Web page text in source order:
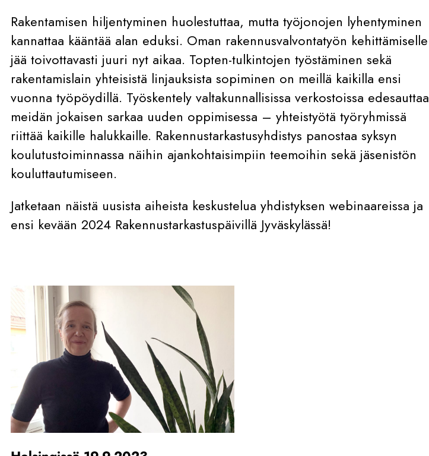
Rakentamisen hiljentyminen huolestuttaa, mutta työjonojen lyhentyminen
kannattaa kääntää alan eduksi. Oman rakennusvalvontatyön kehittämiselle
jää toivottavasti juuri nyt aikaa. Topten-tulkintojen työstäminen sekä
rakentamislain yhteisistä linjauksista sopiminen on meillä kaikilla ensi
vuonna työpöydillä. Työskentely valtakunnallisissa verkostoissa edesauttaa
meidän jokaisen sarkaa uuden oppimisessa – yhteistyötä työryhmissä
riittää kaikille halukkaille. Rakennustarkastusyhdistys panostaa syksyn
koulutustoiminnassa näihin ajankohtaisimpiin teemoihin sekä jäsenistön
kouluttautumiseen.
Jatketaan näistä uusista aiheista keskustelua yhdistyksen webinaareissa ja
ensi kevään 2024 Rakennustarkastuspäivillä Jyväskylässä!